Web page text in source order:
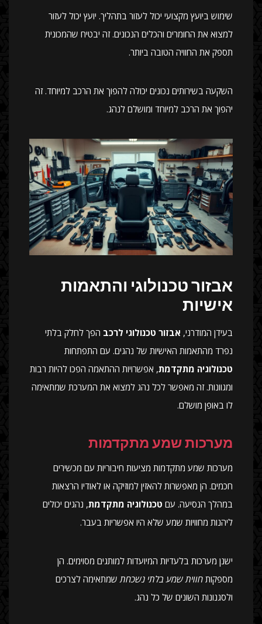
שימוש ביועץ מקצועי יכול לעזור בתהליך. יועץ יכול לעזור
למצוא את החומרים והכלים הנכונים. זה יבטיח שהמכונית
תספק את החוויה הטובה ביותר.
השקעה בשירותים נכונים יכולה להפוך את הרכב למיוחד. זה
יהפוך את הרכב למיוחד ומושלם לנהג.
אבזור טכנולוגי והתאמות
אישיות
בעידן המודרני, אבזור טכנולוגי לרכב הפך לחלק בלתי
נפרד מהתאמות האישיות של נהגים. עם התפתחות
טכנולוגיה מתקדמת, אפשרויות ההתאמה הפכו להיות רבות
ומגוונות. זה מאפשר לכל נהג למצוא את המערכת שמתאימה
לו באופן מושלם.
מערכות שמע מתקדמות
מערכות שמע מתקדמות מציעות חיבוריות עם מכשירים
חכמים. הן מאפשרות להאזין למוזיקה או לאודיו הרצאות
במהלך הנסיעה. עם טכנולוגיה מתקדמת, נהגים יכולים
ליהנות מחוויות שמע שלא היו אפשריות בעבר.
ישנן מערכות בלעדיות המיועדות למותגים מסוימים. הן
מספקות חווית שמע בלתי נשכחתשמתאימה לצרכים
ולסגנונות השונים של כל נהג.